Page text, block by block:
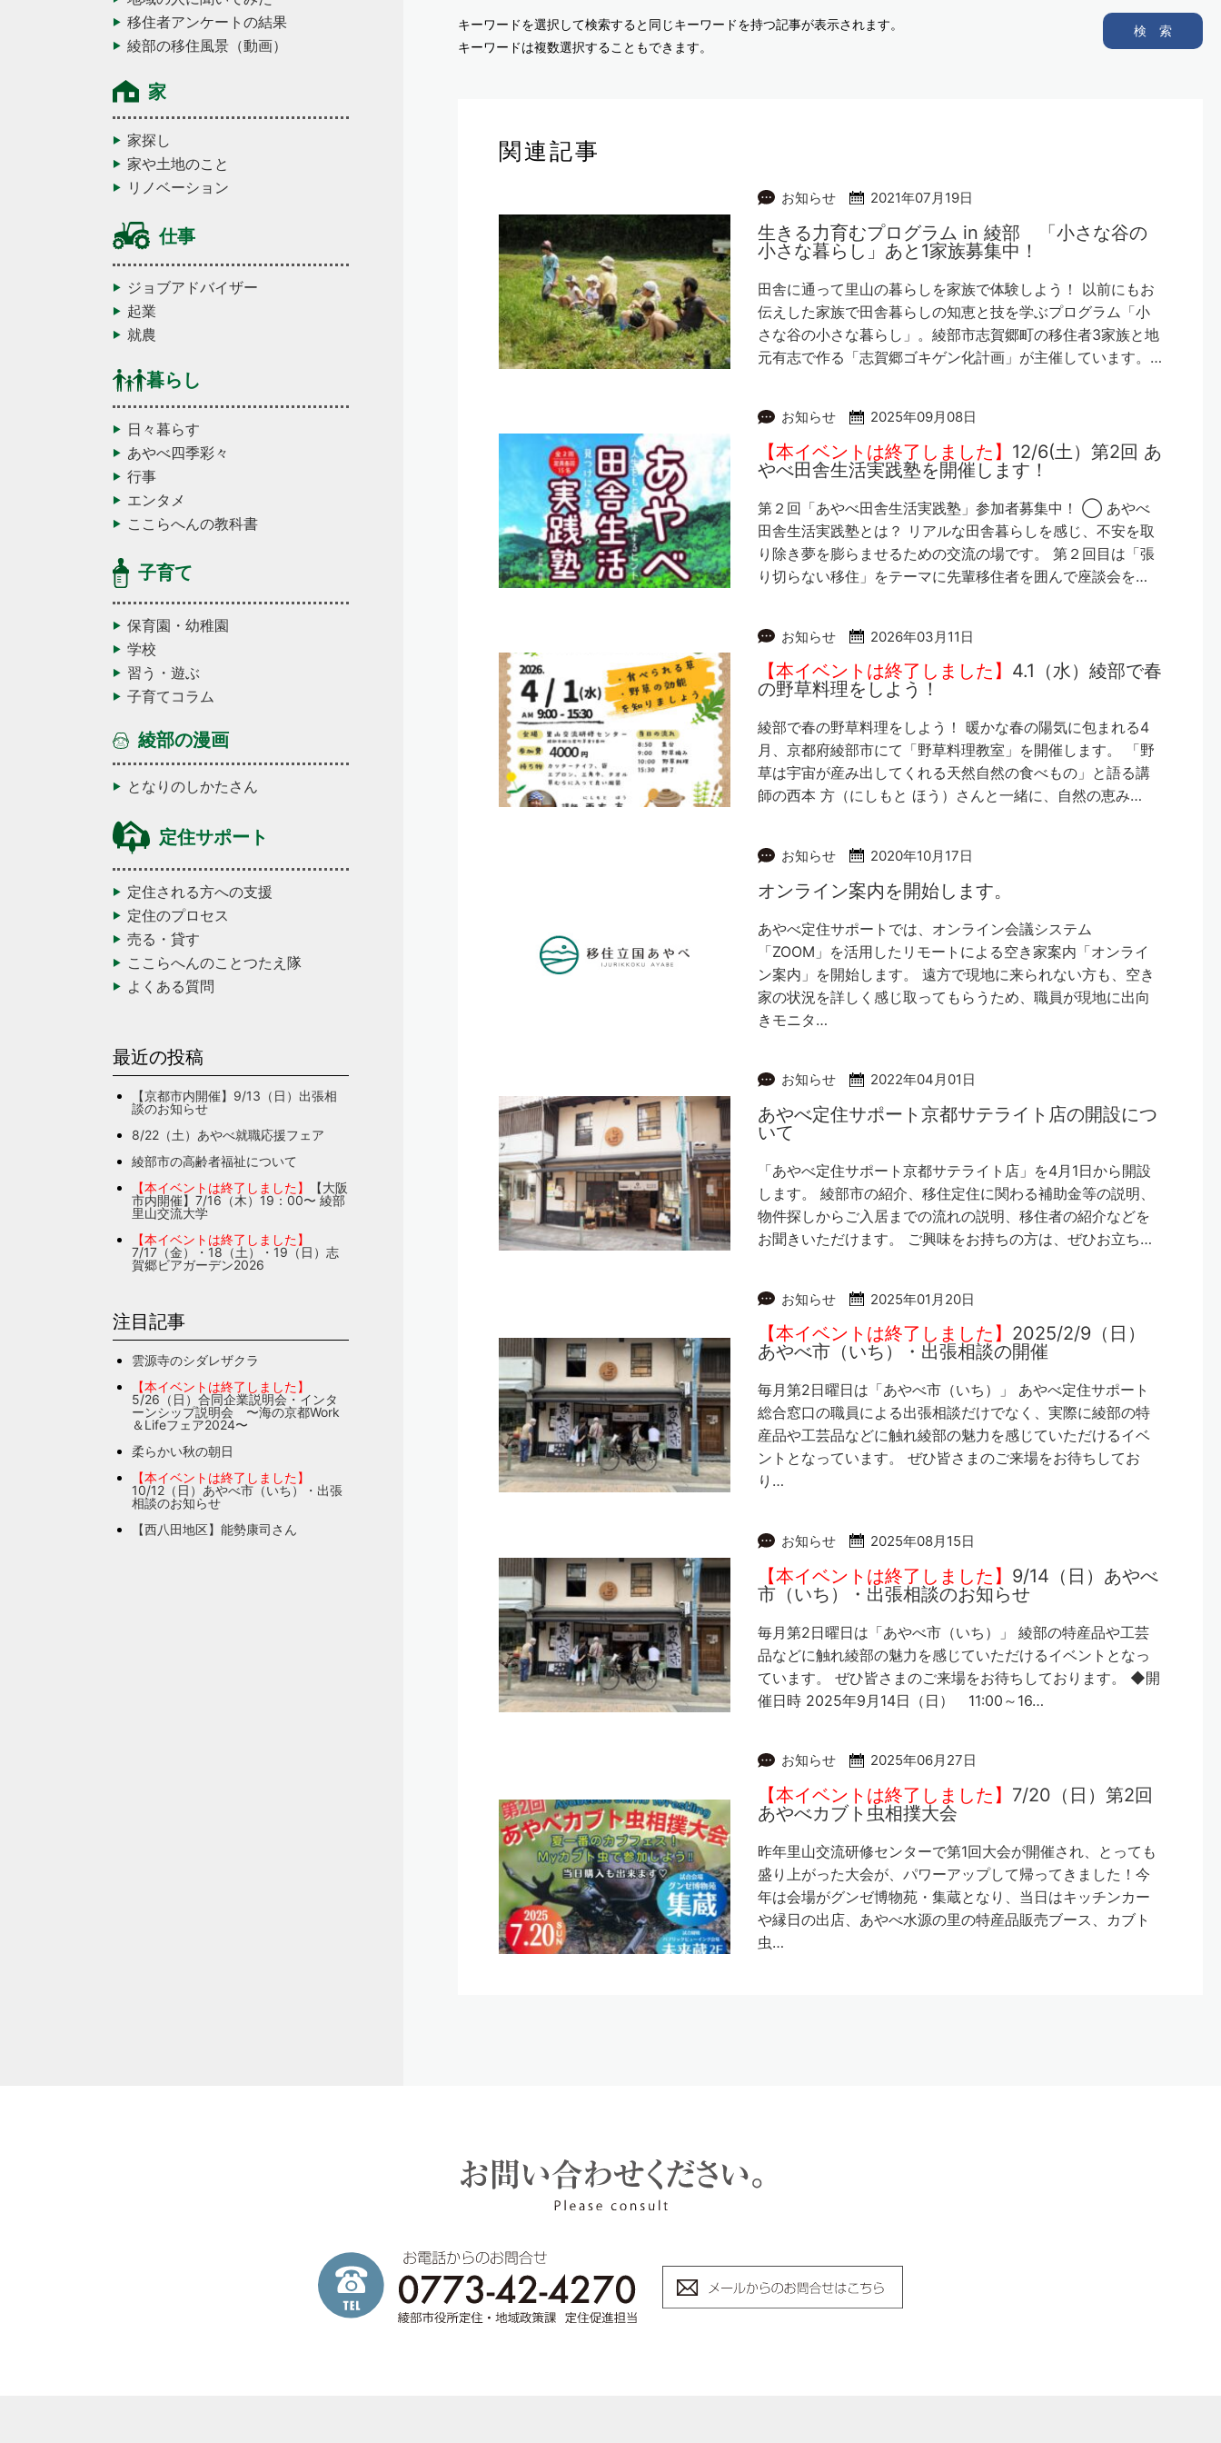
キーワードを選択して検索すると同じキーワードを持つ記事が表示されます。
キーワードは複数選択することもできます。
検 索
関連記事
お知らせ 2021年07月19日
生きる力育むプログラム in 綾部 「小さな谷の
小さな暮らし」あと1家族募集中！
田舎に通って里山の暮らしを家族で体験しよう！ 以前にもお
伝えした家族で田舎暮らしの知恵と技を学ぶプログラム「小
さな谷の小さな暮らし」。綾部市志賀郷町の移住者3家族と地
元有志で作る「志賀郷ゴキゲン化計画」が主催しています。…
お知らせ 2025年09月08日
【本イベントは終了しました】 12/6(土）第2回 あ
やべ田舎生活実践塾を開催します！
第２回「あやべ田舎生活実践塾」参加者募集中！ ◯ あやべ
田舎生活実践塾とは？ リアルな田舎暮らしを感じ、不安を取
り除き夢を膨らませるための交流の場です。 第２回目は「張
り切らない移住」をテーマに先輩移住者を囲んで座談会を…
お知らせ 2026年03月11日
【本イベントは終了しました】 4.1（水）綾部で春
の野草料理をしよう！
綾部で春の野草料理をしよう！ 暖かな春の陽気に包まれる4
月、京都府綾部市にて「野草料理教室」を開催します。 「野
草は宇宙が産み出してくれる天然自然の食べもの」と語る講
師の西本 方（にしもと ほう）さんと一緒に、自然の恵み…
お知らせ 2020年10月17日
オンライン案内を開始します。
あやべ定住サポートでは、オンライン会議システム
「ZOOM」を活用したリモートによる空き家案内「オンライ
ン案内」を開始します。 遠方で現地に来られない方も、空き
家の状況を詳しく感じ取ってもらうため、職員が現地に出向
きモニタ…
お知らせ 2022年04月01日
あやべ定住サポート京都サテライト店の開設につ
いて
「あやべ定住サポート京都サテライト店」を4月1日から開設
します。 綾部市の紹介、移住定住に関わる補助金等の説明、
物件探しからご入居までの流れの説明、移住者の紹介などを
お聞きいただけます。 ご興味をお持ちの方は、ぜひお立ち…
お知らせ 2025年01月20日
【本イベントは終了しました】 2025/2/9（日）
あやべ市（いち）・出張相談の開催
毎月第2日曜日は「あやべ市（いち）」 あやべ定住サポート
総合窓口の職員による出張相談だけでなく、実際に綾部の特
産品や工芸品などに触れ綾部の魅力を感じていただけるイベ
ントとなっています。 ぜひ皆さまのご来場をお待ちしてお
り…
お知らせ 2025年08月15日
【本イベントは終了しました】 9/14（日）あやべ
市（いち）・出張相談のお知らせ
毎月第2日曜日は「あやべ市（いち）」 綾部の特産品や工芸
品などに触れ綾部の魅力を感じていただけるイベントとなっ
ています。 ぜひ皆さまのご来場をお待ちしております。 ◆開
催日時 2025年9月14日（日） 11:00～16…
お知らせ 2025年06月27日
【本イベントは終了しました】 7/20（日）第2回
あやべカブト虫相撲大会
昨年里山交流研修センターで第1回大会が開催され、とっても
盛り上がった大会が、パワーアップして帰ってきました！今
年は会場がグンゼ博物苑・集蔵となり、当日はキッチンカー
や縁日の出店、あやべ水源の里の特産品販売ブース、カブト
虫…
移住者アンケートの結果
綾部の移住風景（動画）
家
家探し
家や土地のこと
リノベーション
仕事
ジョブアドバイザー
起業
就農
暮らし
日々暮らす
あやべ四季彩々
行事
エンタメ
ここらへんの教科書
子育て
保育園・幼稚園
学校
習う・遊ぶ
子育てコラム
綾部の漫画
となりのしかたさん
定住サポート
定住される方への支援
定住のプロセス
売る・貸す
ここらへんのことつたえ隊
よくある質問
最近の投稿
【京都市内開催】9/13（日）出張相
談のお知らせ
8/22（土）あやべ就職応援フェア
綾部市の高齢者福祉について
【本イベントは終了しました】
【大阪
市内開催】7/16（木）19：00〜 綾部
里山交流大学
【本イベントは終了しました】
7/17（金）・18（土）・19（日）志
賀郷ビアガーデン2026
注目記事
雲源寺のシダレザクラ
【本イベントは終了しました】
5/26（日）合同企業説明会・インタ
ーンシップ説明会 〜海の京都Work
＆Lifeフェア2024〜
柔らかい秋の朝日
【本イベントは終了しました】
10/12（日）あやべ市（いち）・出張
相談のお知らせ
【西八田地区】能勢康司さん